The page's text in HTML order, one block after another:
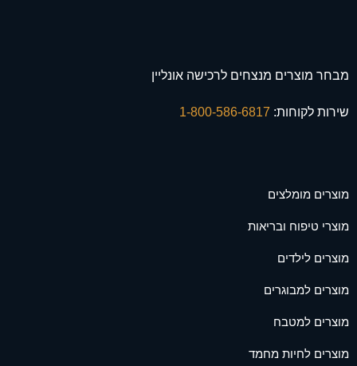
מבחר מוצרים מנצחים לרכישה אונליין
שירות לקוחות:
מוצרים מומלצים
מוצרי טיפוח ובריאות
מוצרים לילדים
מוצרים למבוגרים
מוצרים למטבח
מוצרים לחיות מחמד